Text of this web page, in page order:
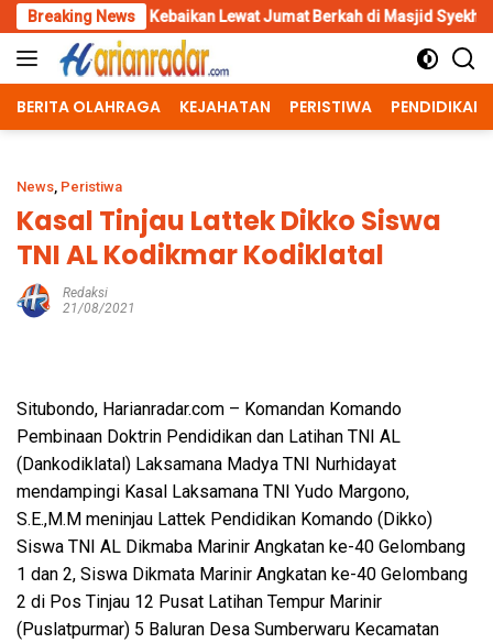
Skip
to
content
Breaking News
Lewat Jumat Berkah di Masjid Syekh Ahmad Ibrahim
BERITA OLAHRAGA KEJAHATAN PERISTIWA PENDIDIKAN
News, Peristiwa
Kasal Tinjau Lattek Dikko Siswa
TNI AL Kodikmar Kodiklatal
Redaksi
21/08/2021
Situbondo, Harianradar.com – Komandan Komando
Pembinaan Doktrin Pendidikan dan Latihan TNI AL
(Dankodiklatal) Laksamana Madya TNI Nurhidayat
mendampingi Kasal Laksamana TNI Yudo Margono,
S.E.,M.M meninjau Lattek Pendidikan Komando (Dikko)
Siswa TNI AL Dikmaba Marinir Angkatan ke-40 Gelombang
1 dan 2, Siswa Dikmata Marinir Angkatan ke-40 Gelombang
2 di Pos Tinjau 12 Pusat Latihan Tempur Marinir
(Puslatpurmar) 5 Baluran Desa Sumberwaru Kecamatan